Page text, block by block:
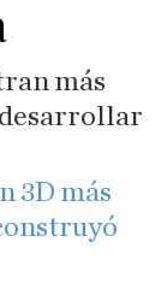
más
desarrollar
3D más